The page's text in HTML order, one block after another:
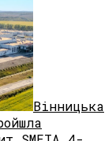
Вінницька